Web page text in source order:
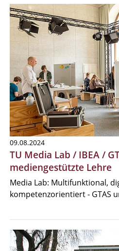
09.08.2024
TU Media Lab / IBEA /
mediengestützte Lehre
Media Lab: Multifunktional,
kompetenzorientiert - GTAS